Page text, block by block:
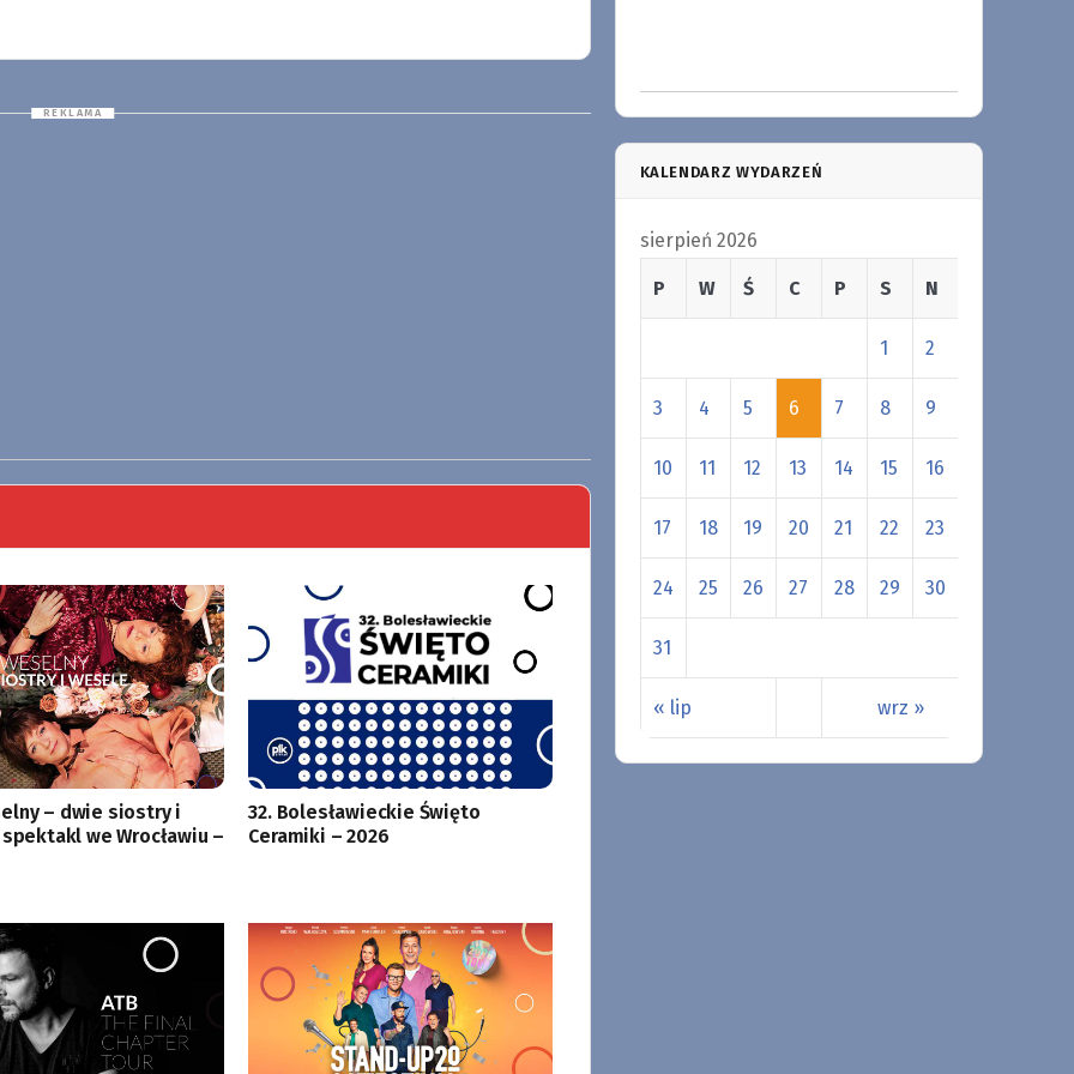
– dwie siostry i
we Wrocławiu –
32. Bolesławieckie Święto
Ceramiki – 2026
KALENDARZ WYDARZEŃ
sierpień 2026
P W Ś C P S N
« lip wrz »
1 2
3 4 5 6 7 8 9
10 11 12 13 14 15 16
17 18 19 20 21 22 23
24 25 26 27 28 29 30
31